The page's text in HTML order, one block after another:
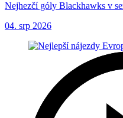
Nejhezčí góly Blackhawks v
04. srp 2026